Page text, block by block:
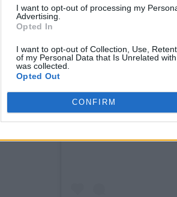
I want to opt-out of processing my
Advertising.
Opted In
I want to opt-out of Collection, Use,
of my Personal Data that Is Unrelated
was collected.
Opted Out
CONFIRM